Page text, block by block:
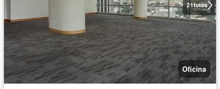
21fotos
Oficina